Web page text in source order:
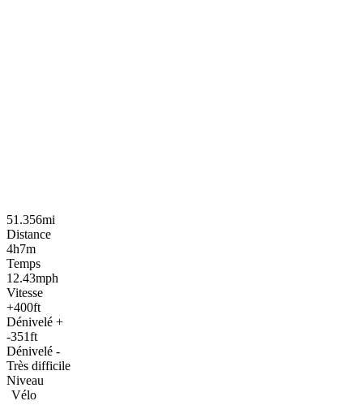
51.356mi
Distance
4h7m
Temps
12.43mph
Vitesse
+400ft
Dénivelé +
-351ft
Dénivelé -
Très difficile
Niveau
Vélo